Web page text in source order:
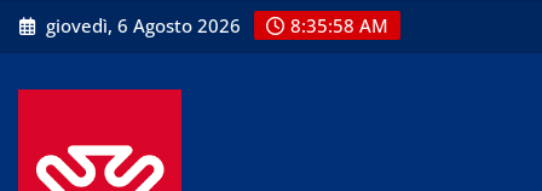
Skip
to
giovedì, 6 Agosto 2026 8:35:58 AM